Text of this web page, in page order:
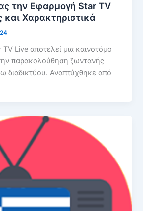
την Εφαρμογή Star TV
και Χαρακτηριστικά
Live αποτελεί μια καινοτόμο
παρακολούθηση ζωντανής
διαδικτύου. Αναπτύχθηκε από